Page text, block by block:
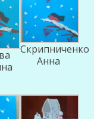
Скрипниченко
Анна